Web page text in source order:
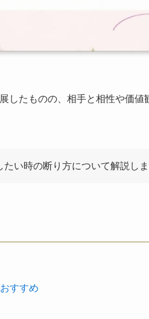
したものの、相手と相性や価
い時の断り方について解説しま
すすめ